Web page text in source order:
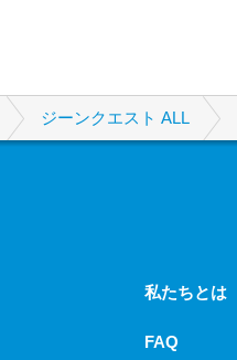
ジーンクエスト ALL
私たちとは
FAQ